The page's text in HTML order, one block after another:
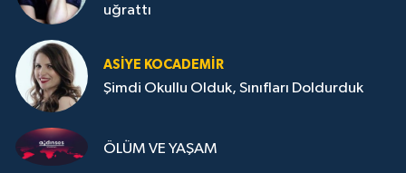
uğrattı
ASIYE KOCADEMİR
Şimdi Okullu Olduk, Sınıfları Doldurduk
ÖLÜM VE YAŞAM